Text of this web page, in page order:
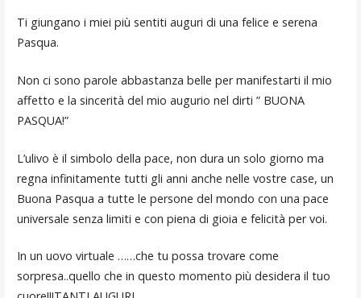
Ti giungano i miei più sentiti auguri di una felice e serena
Pasqua.
Non ci sono parole abbastanza belle per manifestarti il mio
affetto e la sincerità del mio augurio nel dirti ” BUONA
PASQUA!”
L’ulivo è il simbolo della pace, non dura un solo giorno ma
regna infinitamente tutti gli anni anche nelle vostre case, un
Buona Pasqua a tutte le persone del mondo con una pace
universale senza limiti e con piena di gioia e felicità per voi.
In un uovo virtuale ……che tu possa trovare come
sorpresa..quello che in questo momento più desidera il tuo